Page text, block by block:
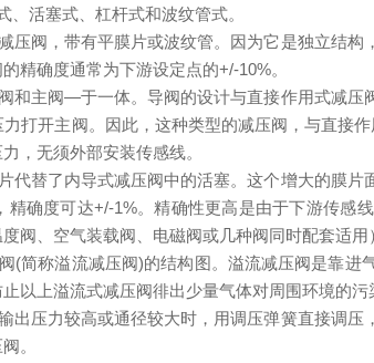
活塞式、杠杆式和波纹管式。
压阀，带有平膜片或波纹管。因为它是独立结
精确度通常为下游设定点的+/-10%。
主阀―于一体。导阀的设计与直接作用式减压
打开主阀。因此，这种类型的减压阀，与直接
，无须外部安装传感线。
代替了内导式减压阀中的活塞。这个增大的膜
确度可达+/-1%。精确性更高是由于下游传感
阀、空气装载阀、电磁阀或几种阀同时配套适用
(简称溢流减压阀)的结构图。溢流减压阀是靠
以上溢流式减压阀徘出少量气体对周围环境的
出压力较高或通径较大时，用调压弹簧直接调
。